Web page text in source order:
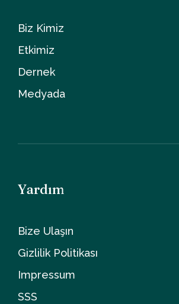
Biz Kimiz
Etkimiz
Dernek
Medyada
Yardım
Bize Ulaşın
Gizlilik Politikası
Impressum
SSS